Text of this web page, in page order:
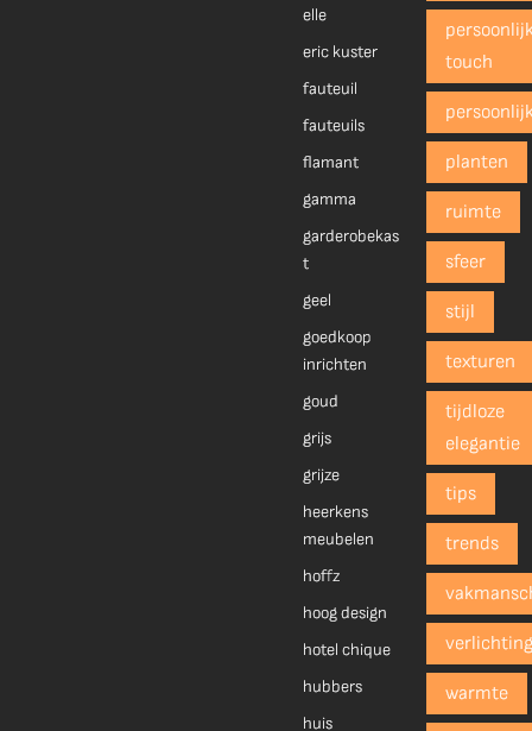
elle
eric kuster
fauteuil
fauteuils
flamant
gamma
garderobekas
t
geel
goedkoop
inrichten
goud
grijs
grijze
heerkens
meubelen
hoffz
hoog design
hotel chique
hubbers
huis
touch
planten
ruimte
sfeer
stijl
texturen
tijdloze
elegantie
tips
trends
warmte